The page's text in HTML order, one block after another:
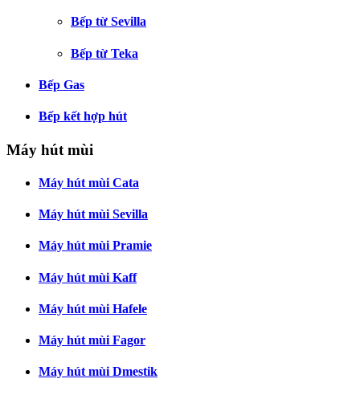
Bếp từ Sevilla
Bếp từ Teka
Bếp Gas
Bếp kết hợp hút
Máy hút mùi
Máy hút mùi Cata
Máy hút mùi Sevilla
Máy hút mùi Pramie
Máy hút mùi Kaff
Máy hút mùi Hafele
Máy hút mùi Fagor
Máy hút mùi Dmestik